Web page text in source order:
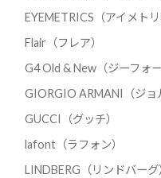
EYEMETRICS（アイメトリ
Flair（フレア）
G4 Old & New（ジーフォ
GIORGIO ARMANI（ジョ
GUCCI（グッチ）
lafont（ラフォン）
LINDBERG（リンドバーグ